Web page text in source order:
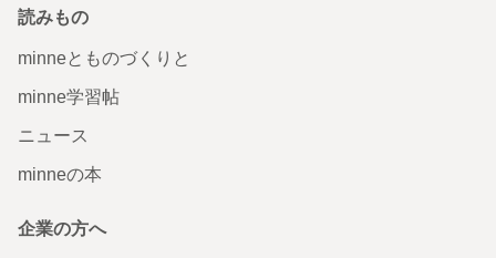
読みもの
minneとものづくりと
minne学習帖
ニュース
minneの本
企業の方へ